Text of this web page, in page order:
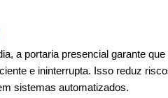
a portaria presencial garante que
e ininterrupta. Isso reduz
sistemas automatizados.